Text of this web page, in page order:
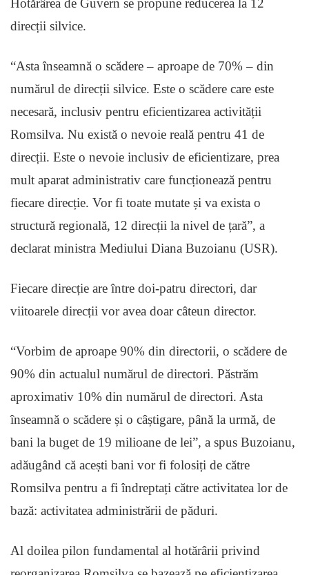
Hotărârea de Guvern se propune reducerea la 12
direcții silvice.
“Asta înseamnă o scădere – aproape de 70% – din
numărul de direcții silvice. Este o scădere care este
necesară, inclusiv pentru eficientizarea activității
Romsilva. Nu există o nevoie reală pentru 41 de
direcții. Este o nevoie inclusiv de eficientizare, prea
mult aparat administrativ care funcționează pentru
fiecare direcție. Vor fi toate mutate și va exista o
structură regională, 12 direcții la nivel de țară”, a
declarat ministra Mediului Diana Buzoianu (USR).
Fiecare direcție are între doi-patru directori, dar
viitoarele direcții vor avea doar câteun director.
“Vorbim de aproape 90% din directorii, o scădere de
90% din actualul numărul de directori. Păstrăm
aproximativ 10% din numărul de directori. Asta
înseamnă o scădere și o câștigare, până la urmă, de
bani la buget de 19 milioane de lei”, a spus Buzoianu,
adăugând că acești bani vor fi folosiți de către
Romsilva pentru a fi îndreptați către activitatea lor de
bază: activitatea administrării de păduri.
Al doilea pilon fundamental al hotărârii privind